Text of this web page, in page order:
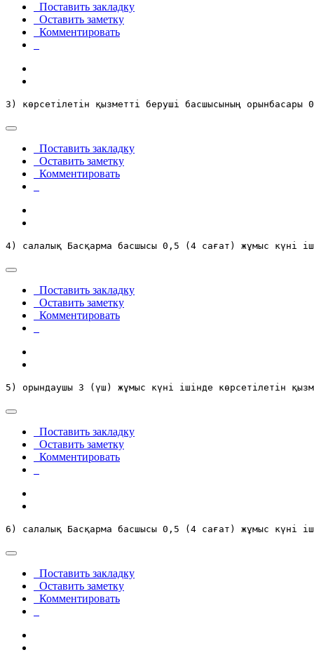
Поставить закладку
Оставить заметку
Комментировать
3) көрсетілетін қызметті беруші басшысының
Поставить закладку
Оставить заметку
Комментировать
4) салалық Басқарма басшысы 0,5 (4 сағат) жұмыс күні
Поставить закладку
Оставить заметку
Комментировать
5) орындаушы 3 (үш) жұмыс күні ішінде көрсетілетін
Поставить закладку
Оставить заметку
Комментировать
6) салалық Басқарма басшысы 0,5 (4 сағат) жұмыс күні
Поставить закладку
Оставить заметку
Комментировать